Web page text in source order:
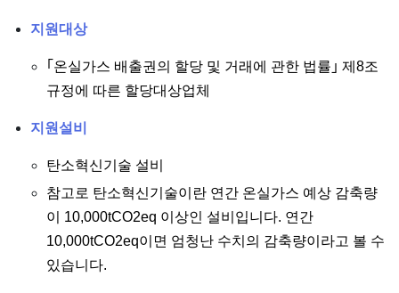
지원대상
｢온실가스 배출권의 할당 및 거래에 관한 법률｣ 제8조
규정에 따른 할당대상업체
지원설비
탄소혁신기술 설비
참고로 탄소혁신기술이란 연간 온실가스 예상 감축량
이 10,000tCO2eq 이상인 설비입니다. 연간
10,000tCO2eq이면 엄청난 수치의 감축량이라고 볼 수
있습니다.